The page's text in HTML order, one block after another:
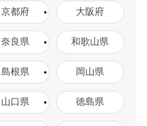
京都府 大阪府
奈良県 和歌山県
島根県 岡山県
山口県 徳島県